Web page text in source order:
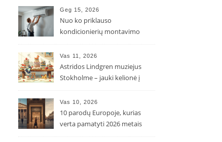
Geg 15, 2026
Nuo ko priklauso
kondicionierių montavimo
Vas 11, 2026
Astridos Lindgren muziejus
Stokholme – jauki kelionė į
Vas 10, 2026
10 parodų Europoje, kurias
verta pamatyti 2026 metais